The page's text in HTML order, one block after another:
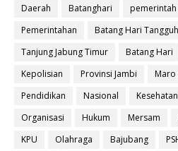
Daerah Batanghari pemerintah
Pemerintahan
Batang Hari Tangguh
Tanjung Jabung Timur
Batang Hari
Kepolisian
Provinsi Jambi Maro
Pendidikan
Nasional Kesehatan
Organisasi
Hukum Mersam
KPU
Olahraga Bajubang